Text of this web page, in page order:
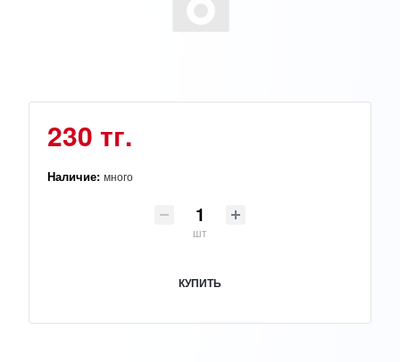
230 тг.
Наличие: много
шт
КУПИТЬ